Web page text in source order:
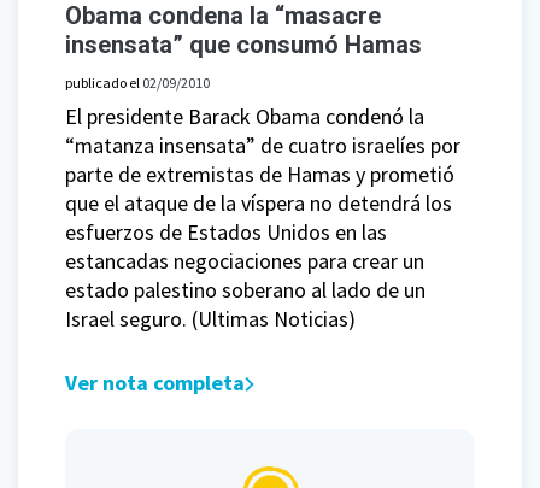
Obama condena la “masacre
insensata” que consumó Hamas
publicado el 02/09/2010
El presidente Barack Obama condenó la
“matanza insensata” de cuatro israelíes por
parte de extremistas de Hamas y prometió
que el ataque de la víspera no detendrá los
esfuerzos de Estados Unidos en las
estancadas negociaciones para crear un
estado palestino soberano al lado de un
Israel seguro. (Ultimas Noticias)
Ver nota completa